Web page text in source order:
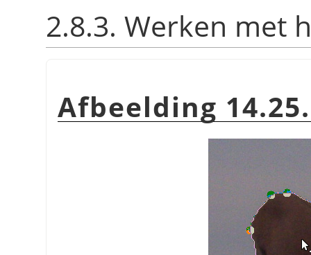
2.8.3. Werken met
Afbeelding